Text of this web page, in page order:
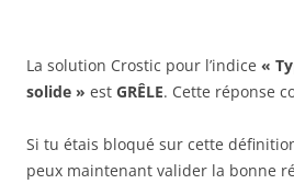
La solution Crostic pour l’indice «
solide » est GRÊLE. Cette réponse
Si tu étais bloqué sur cette
peux maintenant valider la bonne